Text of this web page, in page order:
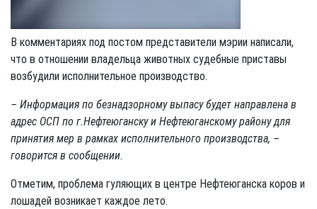
В комментариях под постом представители мэрии написали,
что в отношении владельца животных судебные приставы
возбудили исполнительное производство.
– Информация по безнадзорному выпасу будет направлена в
адрес ОСП по г.Нефтеюганску и Нефтеюганскому району для
принятия мер в рамках исполнительного производства, –
говорится в сообщении.
Отметим, проблема гуляющих в центре Нефтеюганска коров и
лошадей возникает каждое лето.